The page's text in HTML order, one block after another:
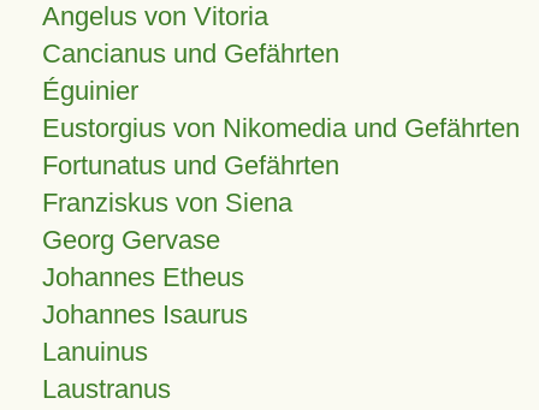
Angelus von Vitoria
Cancianus und Gefährten
Éguinier
Eustorgius von Nikomedia und Gefährten
Fortunatus und Gefährten
Franziskus von Siena
Georg Gervase
Johannes Etheus
Johannes Isaurus
Lanuinus
Laustranus